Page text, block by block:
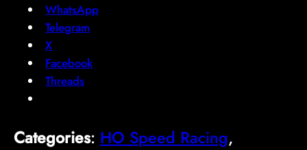
WhatsApp
Telegram
X
Facebook
Threads
Categories: HO Speed Racing